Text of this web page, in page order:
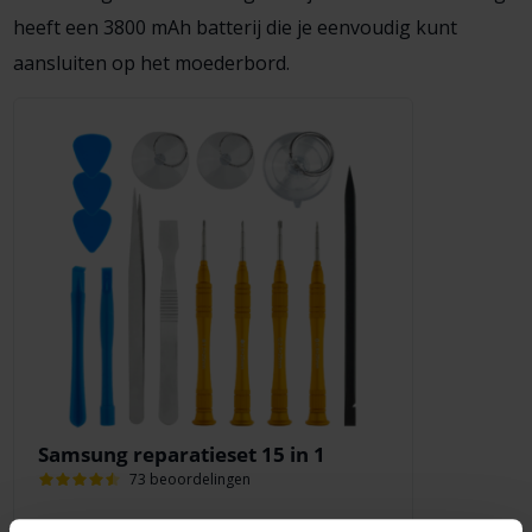
heeft een 3800 mAh batterij die je eenvoudig kunt
aansluiten op het moederbord.
Samsung reparatieset 15 in 1
73 beoordelingen